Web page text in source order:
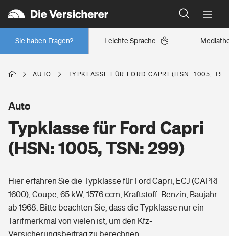
Leichte Sprache
Sie haben Fragen?
Wer versichert was: Jetzt Versicherer finden
Regionalklassen: So ist Ihre Region eingestuft
Wer versichert was: Jetzt Versicherer finden
Berufsunfähigkeitsversicherung
Erwerbsunfähigkeitsversicherung
Grundfähigkeitsversicherung
Arbeitsrechtsschutz
Wohnen
Hausratversicherung
Freizeit
Pri­vate Haft­pflicht­
Gesundheit
AUTO TYPKLASSE FÜR FORD CAPRI (HSN: 1005,
Typklasse für Ford Capri
(HSN: 1005, TSN: 299)
Auto
Hier erfahren Sie die Typklasse für Ford Capri, ECJ (CAPRI
1600), Coupe, 65 kW, 1576 ccm, Kraftstoff: Benzin, Baujahr
ab 1968. Bitte beachten Sie, dass die Typklasse nur ein
Tarifmerkmal von vielen ist, um den Kfz-
Versicherungsbeitrag zu berechnen.